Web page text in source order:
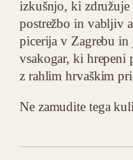
izkušnjo, ki
postrežbo in vabljiv
picerija v Zagrebu in
vsakogar, ki
z rahlim hrvaškim
Ne zamudite tega